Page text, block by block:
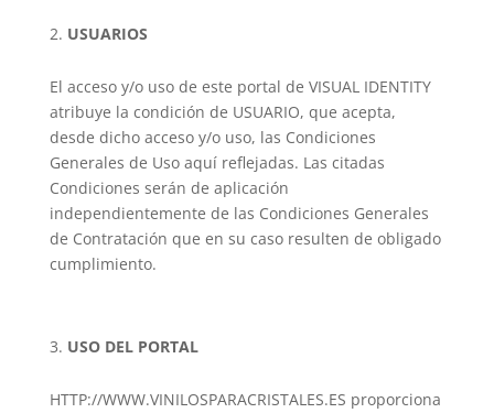
USUARIOS
El acceso y/o uso de este portal de VISUAL IDENTITY
atribuye la condición de USUARIO, que acepta,
desde dicho acceso y/o uso, las Condiciones
Generales de Uso aquí reflejadas. Las citadas
Condiciones serán de aplicación
independientemente de las Condiciones Generales
de Contratación que en su caso resulten de obligado
cumplimiento.
USO DEL PORTAL
HTTP://WWW.VINILOSPARACRISTALES.ES proporciona